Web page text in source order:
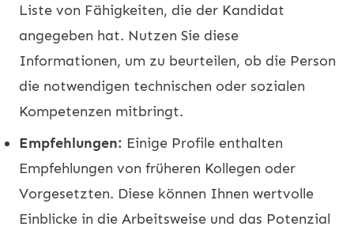
Liste von Fähigkeiten, die der Kandidat
angegeben hat. Nutzen Sie diese
Informationen, um zu beurteilen, ob die Person
die notwendigen technischen oder sozialen
Kompetenzen mitbringt.
Empfehlungen: Einige Profile enthalten
Empfehlungen von früheren Kollegen oder
Vorgesetzten. Diese können Ihnen wertvolle
Einblicke in die Arbeitsweise und das Potenzial